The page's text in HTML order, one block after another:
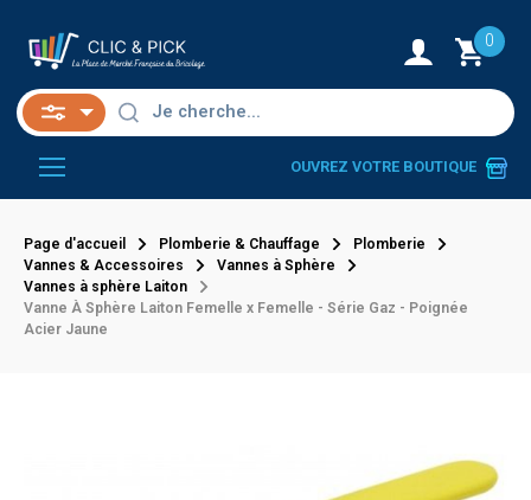
0
OUVREZ VOTRE BOUTIQUE
Page d'accueil Plomberie & Chauffage
Plomberie
Vannes & Accessoires
Vannes à Sphère
Vannes à sphère Laiton
Vanne À Sphère Laiton Femelle x Femelle - Série Gaz - Poignée
Acier Jaune